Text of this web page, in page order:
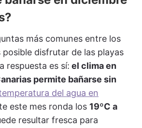
más comunes entre los
posible disfrutar de las playas
respuesta es sí: el clima en
permite bañarse sin
del agua en
este mes ronda los 19ºC a
resultar fresca para